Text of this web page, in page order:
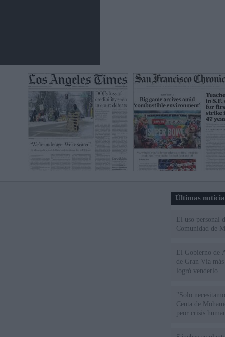
Últimas
El uso personal
Comunidad de
El Gobierno de
de Gran Vía
logró venderlo
"Solo
Ceuta de
peor crisis